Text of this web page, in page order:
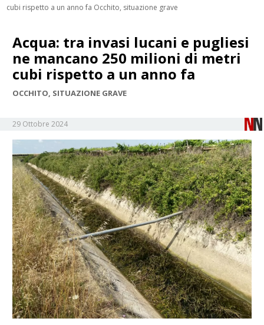
cubi rispetto a un anno fa Occhito, situazione grave
Acqua: tra invasi lucani e pugliesi
ne mancano 250 milioni di metri
cubi rispetto a un anno fa
OCCHITO, SITUAZIONE GRAVE
29 Ottobre 2024